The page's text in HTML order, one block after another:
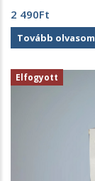
2 490Ft
Tovább olvasom
Elfogyott